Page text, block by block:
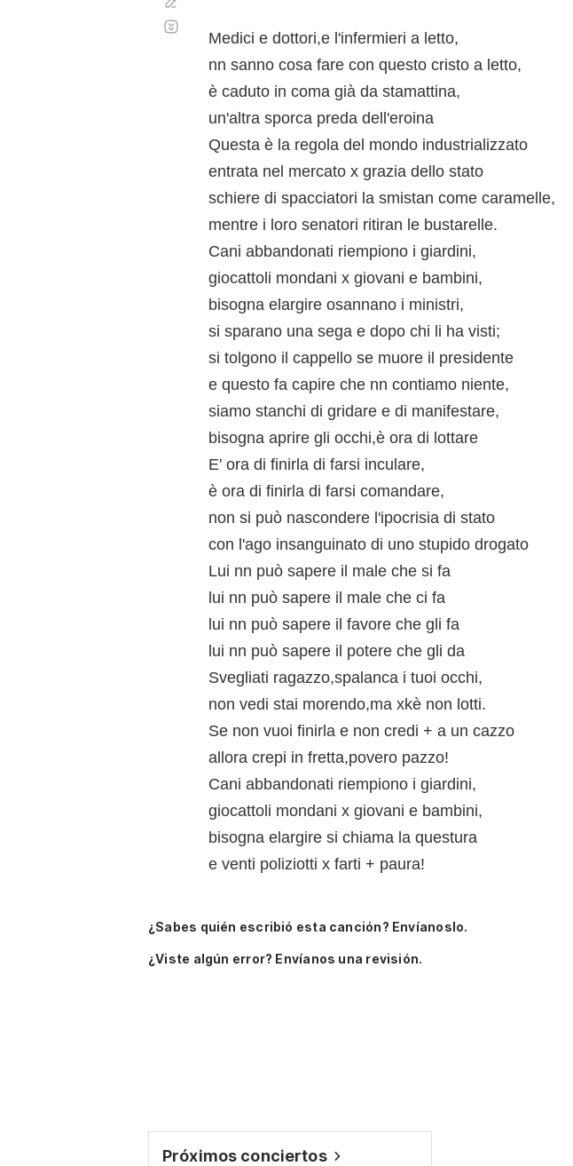
Medici e dottori,e l'infermieri a letto,
nn sanno cosa fare con questo cristo a letto,
è caduto in coma già da stamattina,
un'altra sporca preda dell'eroina
Questa è la regola del mondo industrializzato
entrata nel mercato x grazia dello stato
schiere di spacciatori la smistan come caramelle,
mentre i loro senatori ritiran le bustarelle.
Cani abbandonati riempiono i giardini,
giocattoli mondani x giovani e bambini,
bisogna elargire osannano i ministri,
si sparano una sega e dopo chi li ha visti;
si tolgono il cappello se muore il presidente
e questo fa capire che nn contiamo niente,
siamo stanchi di gridare e di manifestare,
bisogna aprire gli occhi,è ora di lottare
E' ora di finirla di farsi inculare,
è ora di finirla di farsi comandare,
non si può nascondere l'ipocrisia di stato
con l'ago insanguinato di uno stupido drogato
Lui nn può sapere il male che si fa
lui nn può sapere il male che ci fa
lui nn può sapere il favore che gli fa
lui nn può sapere il potere che gli da
Svegliati ragazzo,spalanca i tuoi occhi,
non vedi stai morendo,ma xkè non lotti.
Se non vuoi finirla e non credi + a un cazzo
allora crepi in fretta,povero pazzo!
Cani abbandonati riempiono i giardini,
giocattoli mondani x giovani e bambini,
bisogna elargire si chiama la questura
e venti poliziotti x farti + paura!
automático
¿Sabes quién escribió esta canción? Envíanoslo.
¿Viste algún error? Envíanos una revisión.
Próximos conciertos